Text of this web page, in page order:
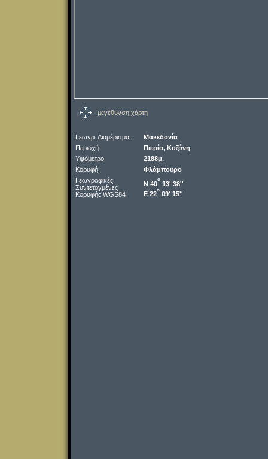
μεγέθυνση χάρτη
Γεωγρ. Διαμέρισμα:
Μακεδονία
Περιοχή:
Πιερία, Κοζάνη
Υψόμετρο:
2188μ.
Κορυφή:
Φλάμπουρο
Γεωγραφικές
Συντεταγμένες
Κορυφής WGS84
Ν 40
o
13' 38''
Ε 22
o
09' 15''